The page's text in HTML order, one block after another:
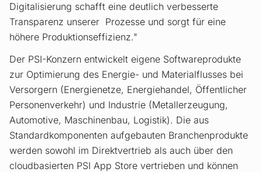
Digitalisierung schafft eine deutlich verbesserte
Transparenz unserer Prozesse und sorgt für eine
höhere Produktionseffizienz."
Der PSI-Konzern entwickelt eigene Softwareprodukte
zur Optimierung des Energie- und Materialflusses bei
Versorgern (Energienetze, Energiehandel, Öffentlicher
Personenverkehr) und Industrie (Metallerzeugung,
Automotive, Maschinenbau, Logistik). Die aus
Standardkomponenten aufgebauten Branchenprodukte
werden sowohl im Direktvertrieb als auch über den
cloudbasierten PSI App Store vertrieben und können